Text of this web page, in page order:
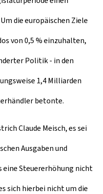
die europäischen Ziele
von 0,5 % einzuhalten,
Politik - in den
1,4 Milliarden
betonte.
Claude Meisch, es sei
Ausgaben und
eine Steuererhöhung nicht
sich hierbei nicht um die